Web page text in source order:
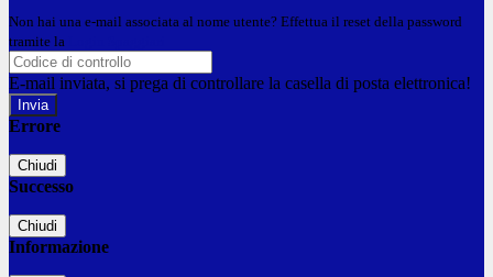
Non hai una e-mail associata al nome utente? Effettua il reset della password
tramite la
E-mail inviata, si prega di controllare la casella di posta elettronica!
Errore
Chiudi
Successo
Chiudi
Informazione